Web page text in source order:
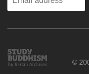
Study
Buddhism
©